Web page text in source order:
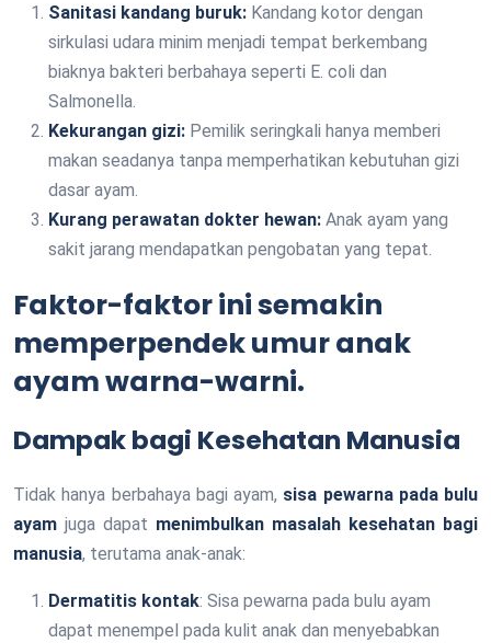
Sanitasi kandang buruk: Kandang kotor dengan
sirkulasi udara minim menjadi tempat berkembang
biaknya bakteri berbahaya seperti E. coli dan
Salmonella.
Kekurangan gizi: Pemilik seringkali hanya memberi
makan seadanya tanpa memperhatikan kebutuhan gizi
dasar ayam.
Kurang perawatan dokter hewan: Anak ayam yang
sakit jarang mendapatkan pengobatan yang tepat.
Faktor-faktor ini semakin
memperpendek umur anak
ayam warna-warni.
Dampak bagi Kesehatan Manusia
Tidak hanya berbahaya bagi ayam, sisa pewarna pada bulu
ayam juga dapat menimbulkan masalah kesehatan bagi
manusia, terutama anak-anak:
Dermatitis kontak: Sisa pewarna pada bulu ayam
dapat menempel pada kulit anak dan menyebabkan